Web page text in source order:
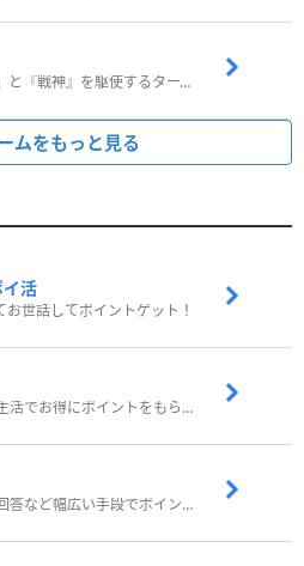
武器の『アビリティ』と『戦神』を駆使するターン制コマンドバトルRPG！
ムをもっと見る
イ活
お世話してポイントゲット！
歩いてポイ活！日常生活でお得にポイントをもらおう
歩いたりアンケート回答など幅広い手段でポイントをゲット